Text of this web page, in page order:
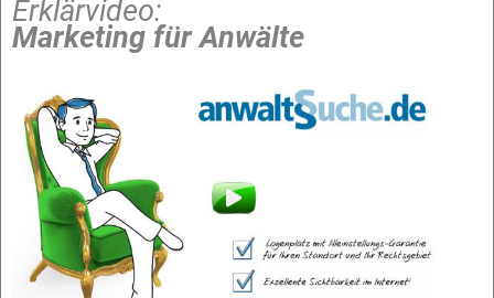
Erklärvideo:
Marketing für Anwälte